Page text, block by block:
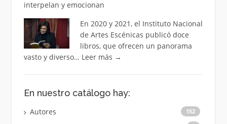
interpelan y emocionan
En 2020 y 2021, el Instituto Nacional
de Artes Escénicas publicó doce
libros, que ofrecen un panorama
vasto y diverso… Leer más →
En nuestro catálogo hay:
Autores 152